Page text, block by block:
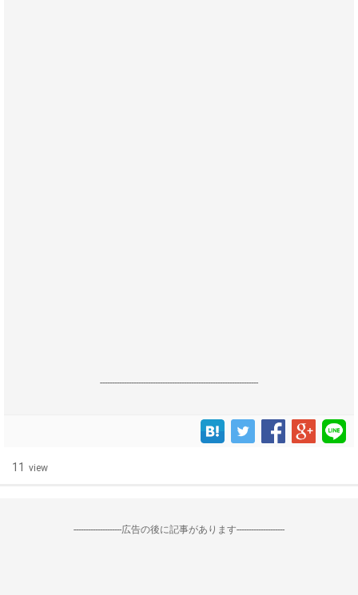
------------------------------------------------------------------
11 view
--------------------広告の後に記事があります--------------------